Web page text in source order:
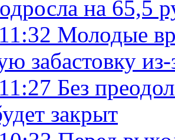
на 65,5
Молодые
забастовку
Без
закрыт